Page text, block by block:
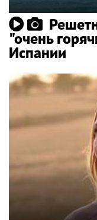
"очень
Испании